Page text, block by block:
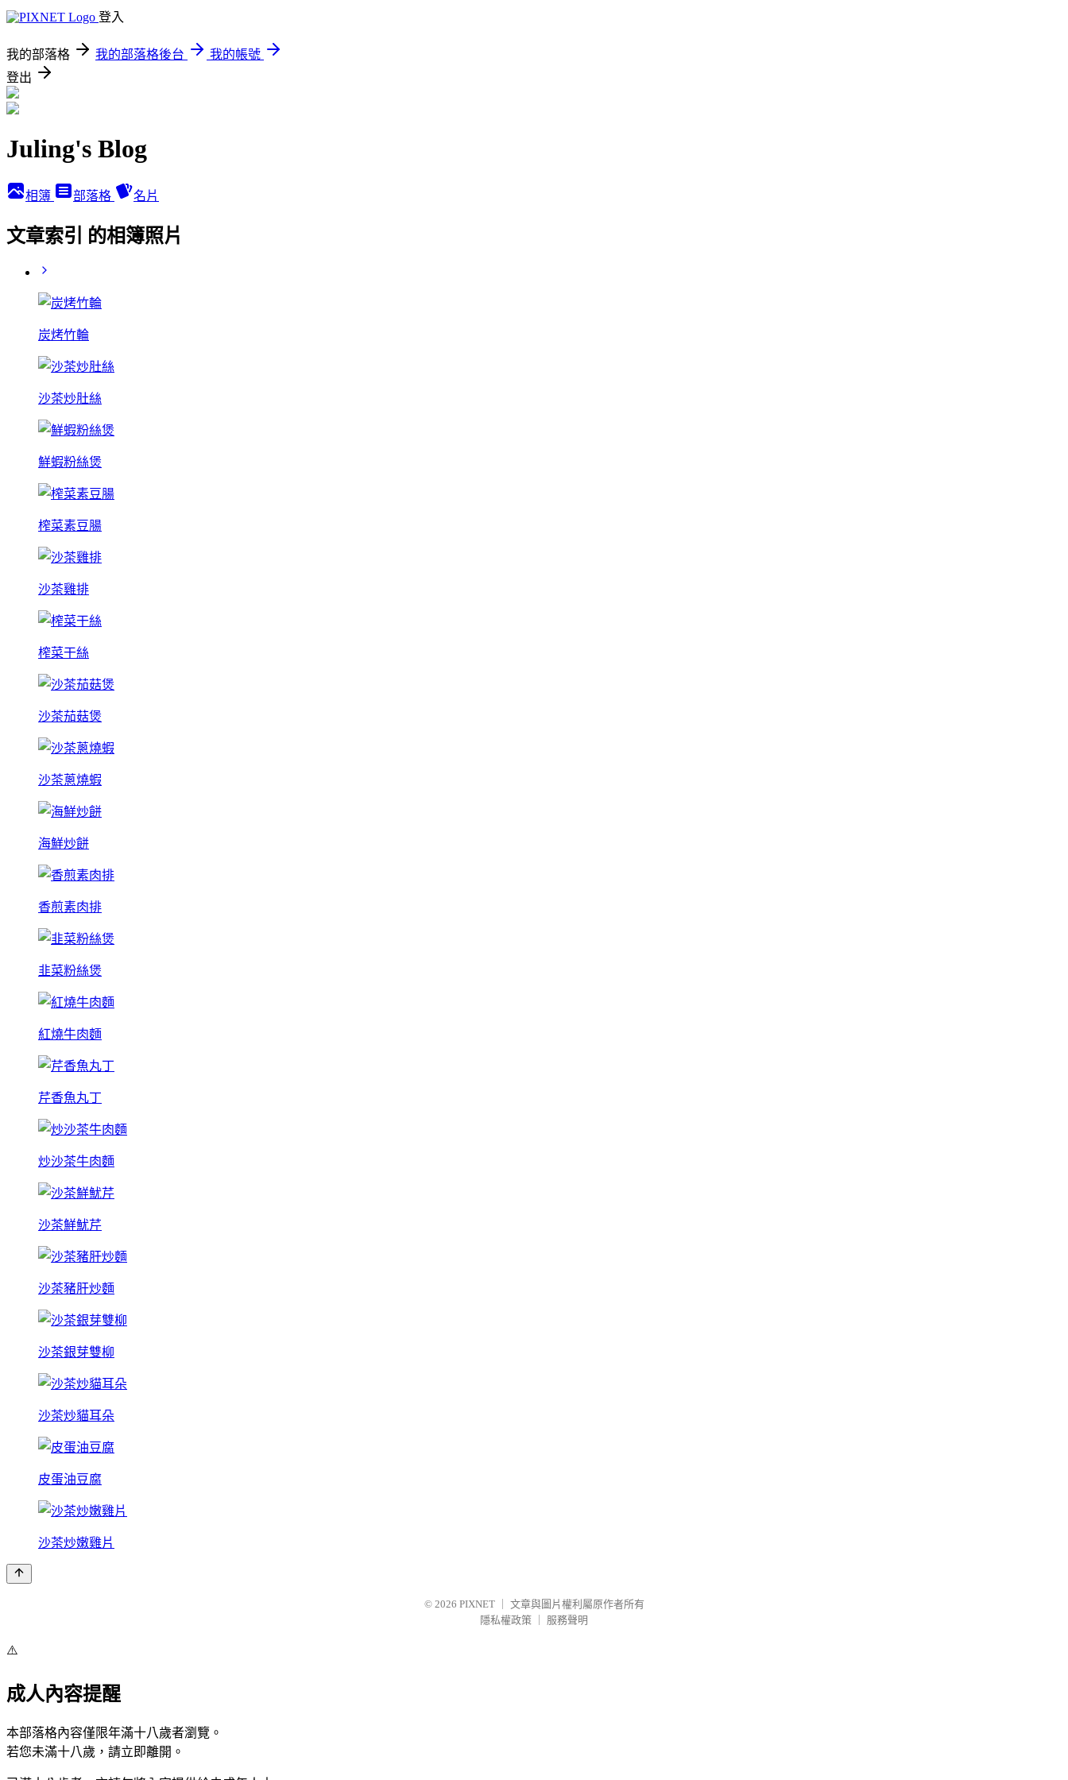
登入
我的部落格 我的部落格後台
我的帳號
登出
Juling's Blog
相簿 部落格 名片
文章索引 的相簿照片
炭烤竹輪
沙茶炒肚絲
鮮蝦粉絲煲
榨菜素豆腸
沙茶雞排
榨菜干絲
沙茶茄菇煲
沙茶蔥燒蝦
海鮮炒餅
香煎素肉排
韭菜粉絲煲
紅燒牛肉麵
芹香魚丸丁
炒沙茶牛肉麵
沙茶鮮魷芹
沙茶豬肝炒麵
沙茶銀芽雙柳
沙茶炒貓耳朵
皮蛋油豆腐
沙茶炒嫩雞片
© 2026 PIXNET
文章與圖片權利屬原作者所有
隱私權政策
服務聲明
⚠️
成人內容提醒
本部落格內容僅限年滿十八歲者瀏覽。
若您未滿十八歲，請立即離開。